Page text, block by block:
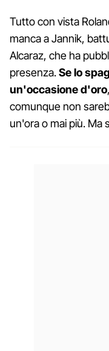
Tutto con vista
manca a Jannik,
Alcaraz, che ha
presenza.Se lo
un'occasione d'oro
comunque non
un'ora o mai più. Ma